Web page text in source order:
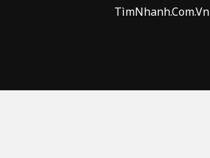
TìmNhanh.Com.Vn